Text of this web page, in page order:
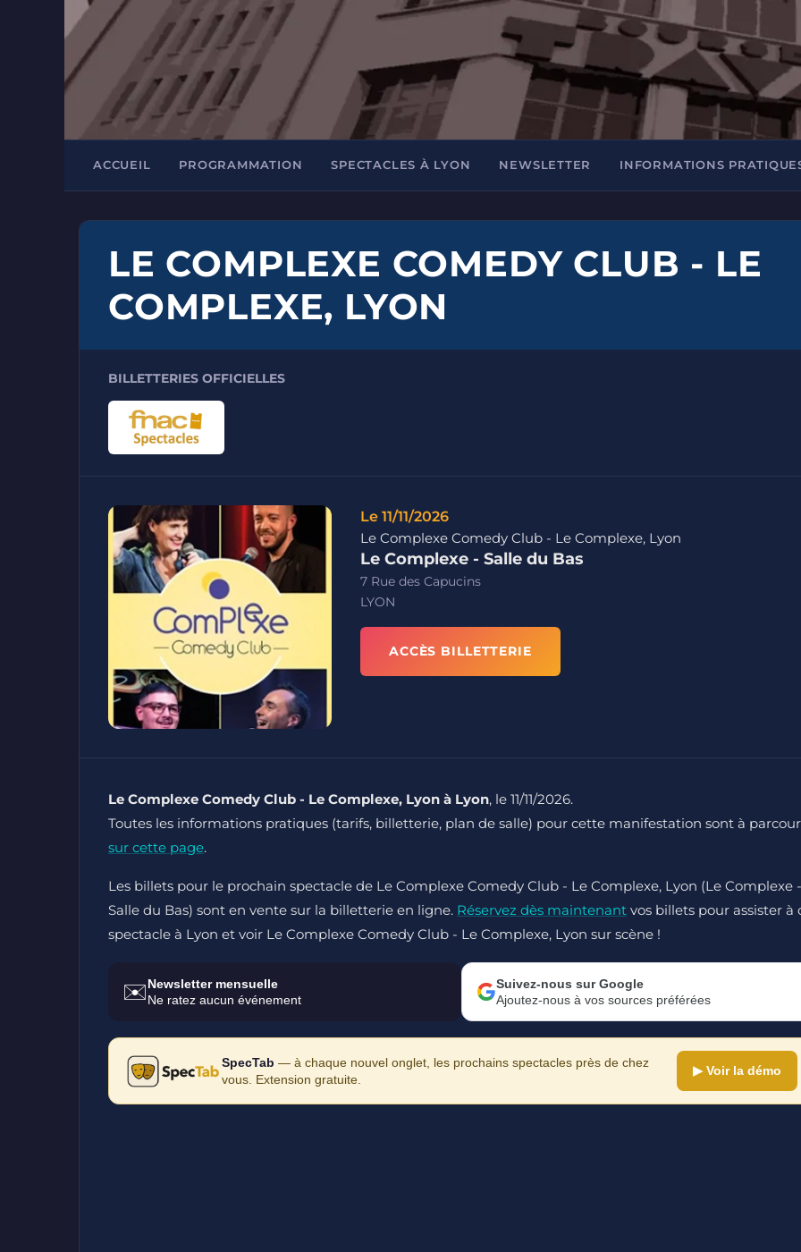
ACCUEIL PROGRAMMATION SPECTACLES À LYON NEWSLETTER INFORMATIONS
LE COMPLEXE COMEDY CLUB - LE
COMPLEXE, LYON
BILLETTERIES OFFICIELLES
Le 11/11/2026
Le Complexe Comedy Club - Le Complexe, Lyon
Le Complexe - Salle du Bas
7 Rue des Capucins
LYON
ACCÈS BILLETTERIE
Le Complexe Comedy Club - Le Complexe, Lyon à Lyon, le 11/11/2026.
Toutes les informations pratiques (tarifs, billetterie, plan de salle) pour cette manifestation sont à
sur cette page.
Les billets pour le prochain spectacle de Le Complexe Comedy Club - Le Complexe, Lyon (Le Complexe -
Salle du Bas) sont en vente sur la billetterie en ligne. Réservez dès maintenant vos billets pour assister à
spectacle à Lyon et voir Le Complexe Comedy Club - Le Complexe, Lyon sur scène !
✉️Newsletter mensuelle
Ne ratez aucun événement
Suivez-nous sur Google
Ajoutez-nous à vos sources préférées
SpecTab — à chaque nouvel onglet, les prochains spectacles près de chez
vous. Extension gratuite.
▶ Voir la démo